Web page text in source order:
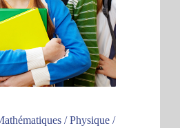
/ Physique /